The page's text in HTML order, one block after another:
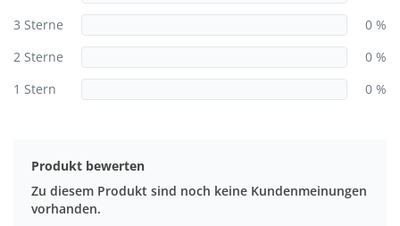
3 Sterne
0 %
2 Sterne
0 %
1 Stern
0 %
Produkt bewerten
Zu diesem Produkt sind noch keine Kundenmeinungen
vorhanden.